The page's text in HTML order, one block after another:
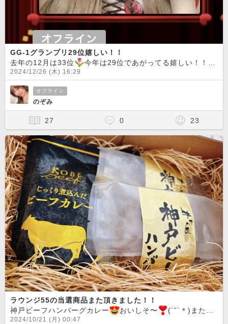
GG-1グランプリ29位嬉しい！！
去年の12月は33位
今年は29位であがってる嬉しい！！！仲良い方が最後の最後まで応援してくれて嬉しかったです
2024/12/26 (木) 16:29
オフライン
のぞみ
27 0 23
ラウンジ55の当選商品また頂きました！！
神戸ビーフハンバーグカレー
おいしそ〜 (´˘`＊)また一緒に当たった会員さんと一緒に食べチャットしますたのしみっ
2024/10/21 (月) 00:47